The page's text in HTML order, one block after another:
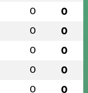
0 0
0 0
0 0
0 0
0 0